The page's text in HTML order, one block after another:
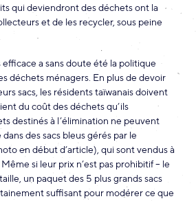
qui deviendront des déchets ont la
et de les recycler, sous peine
efficace a sans doute été la politique
déchets ménagers. En plus de devoir
sacs, les résidents taïwanais doivent
du coût des déchets qu’ils
destinés à l’élimination ne peuvent
des sacs bleus gérés par le
en début d’article), qui sont vendus à
Même si leur prix n’est pas prohibitif – le
un paquet des 5 plus grands sacs
suffisant pour modérer ce que